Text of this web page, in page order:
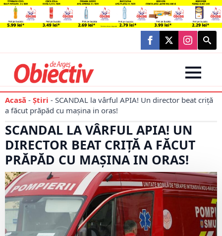
Search
for:
Acasă - Știri - SCANDAL la vârful APIA! Un director beat criță
a făcut prăpăd cu mașina in oras!
SCANDAL LA VÂRFUL APIA! UN
DIRECTOR BEAT CRIȚĂ A FĂCUT
PRĂPĂD CU MAȘINA IN ORAS!